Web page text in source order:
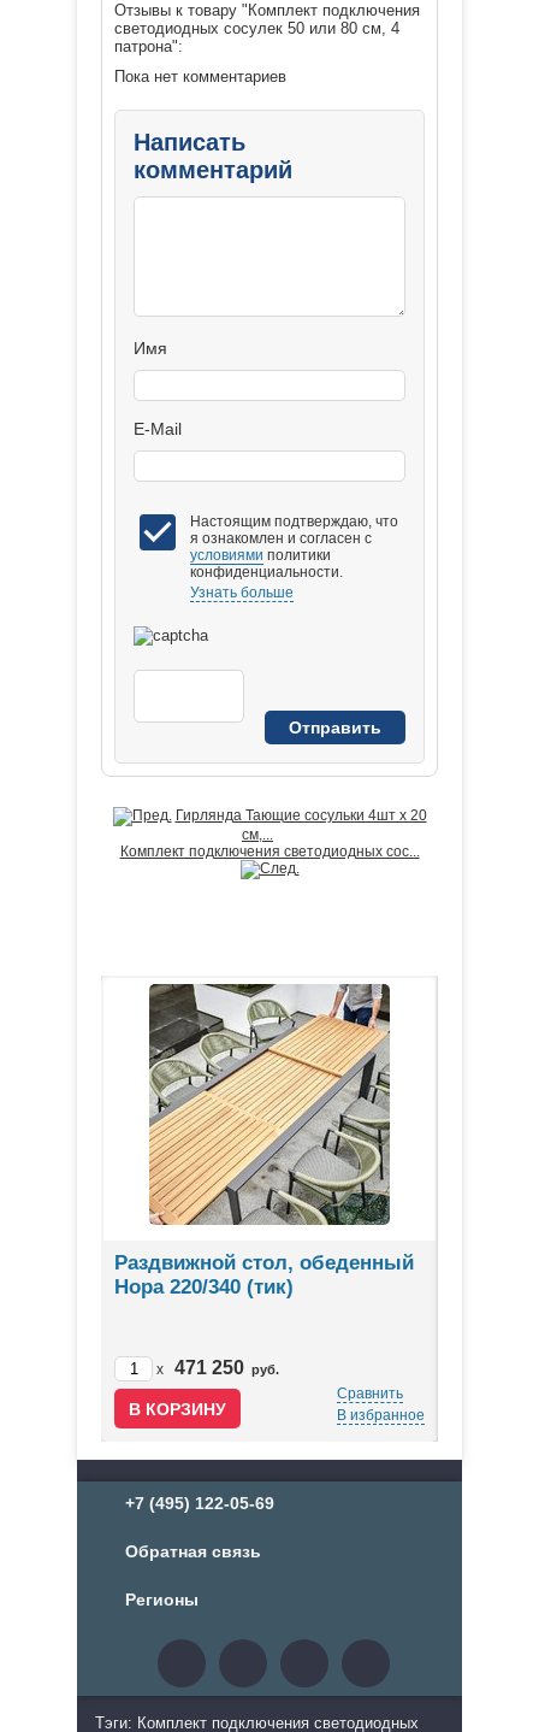
Отзывы к товару "Комплект подключения
светодиодных сосулек 50 или 80 см, 4
патрона":
Пока нет комментариев
Написать
комментарий
Имя
E-Mail
Настоящим подтверждаю, что
я ознакомлен и согласен с
условиями политики
конфиденциальности.
Узнать больше
Гирлянда Тающие сосульки 4шт х 20
см,...
Комплект подключения светодиодных сос...
Раздвижной стол, обеденный
Нора 220/340 (тик)
x 471 250 руб.
Сравнить
В избранное
+7 (495) 122-05-69
Обратная связь
Регионы
Тэги: Комплект подключения светодиодных